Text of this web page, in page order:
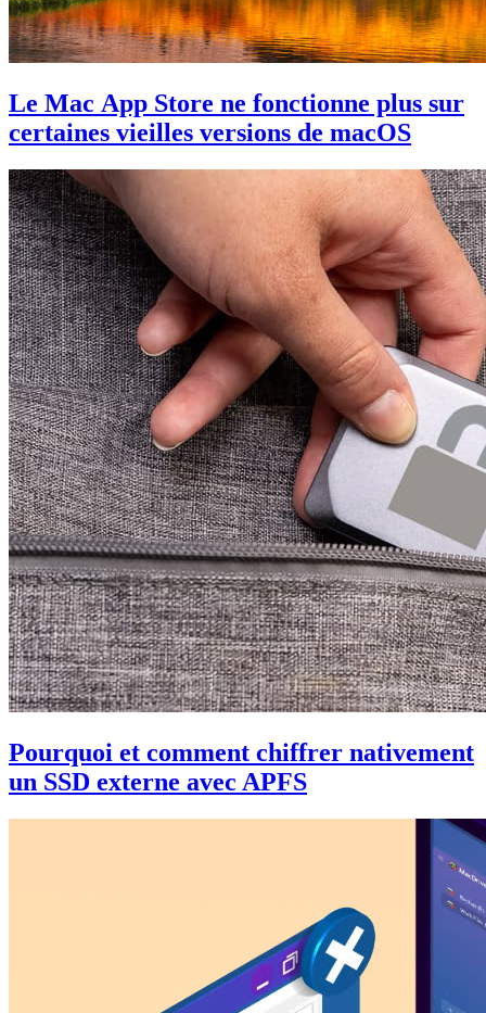
Le Mac App Store ne fonctionne plus sur
certaines vieilles versions de macOS
Pourquoi et comment chiffrer nativement
un SSD externe avec APFS